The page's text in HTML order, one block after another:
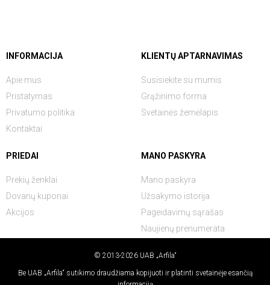
INFORMACIJA
Apie mus
Pristatymas
Privatumo politika
Kontaktai
KLIENTŲ APTARNAVIMAS
Susisiekite su mumis
Grąžinimo forma
Svetainės žemėlapis
PRIEDAI
Prekių ženklai
Dovanų kuponai
Akcijos
MANO PASKYRA
Mano paskyra
Užsakymo istorija
Pageidavimų sąrašas
Naujienų prenumerata
© 2013-2026 UAB „Arfila“
Be UAB „Arfila“ sutikimo draudžiama kopijuoti ir platinti svetainėje esančią